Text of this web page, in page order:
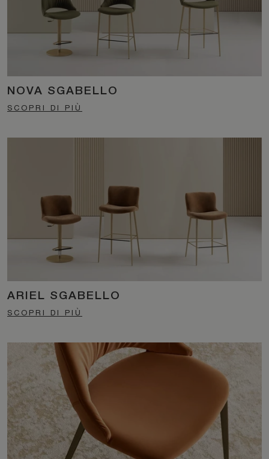
NOVA SGABELLO
SCOPRI DI PIÙ
ARIEL SGABELLO
SCOPRI DI PIÙ